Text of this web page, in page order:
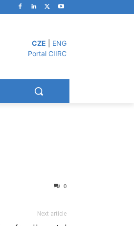
CZE
ENG
Portal CIIRC
0
Next article